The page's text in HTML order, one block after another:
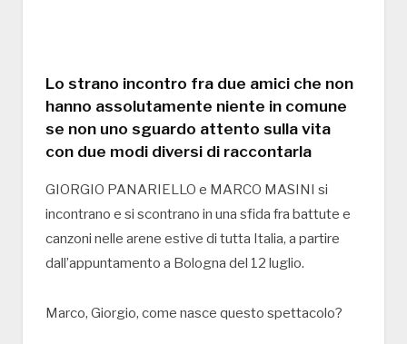
Lo strano incontro fra due amici che non
hanno assolutamente niente in comune
se non uno sguardo attento sulla vita
con due modi diversi di raccontarla
GIORGIO PANARIELLO e MARCO MASINI si
incontrano e si scontrano in una sfida fra battute e
canzoni nelle arene estive di tutta Italia, a partire
dall’appuntamento a Bologna del 12 luglio.
Marco, Giorgio, come nasce questo spettacolo?